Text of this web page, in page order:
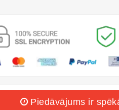
Piedāvājums ir